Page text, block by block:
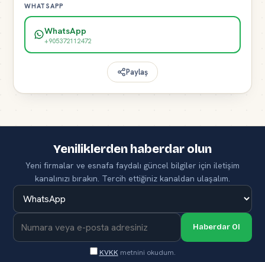
WHATSAPP
WhatsApp
+905372112472
Paylaş
Yeniliklerden haberdar olun
Yeni firmalar ve esnafa faydalı güncel bilgiler için iletişim
kanalınızı bırakın. Tercih ettiğiniz kanaldan ulaşalım.
Haberdar Ol
KVKK metnini okudum.